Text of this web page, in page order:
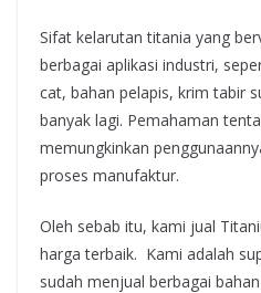
Sifat kelarutan titania yang
berbagai aplikasi industri,
cat, bahan pelapis, krim tabir
banyak lagi. Pemahaman
memungkinkan
proses manufaktur.
Oleh sebab itu, kami jual
harga terbaik. Kami adalah
sudah menjual berbagai